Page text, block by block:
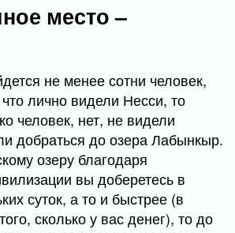
место –
не менее сотни человек,
лично видели Несси, то
человек, нет, не видели
добраться до озера Лабынкыр.
озеру благодаря
вы доберетесь в
суток, а то и быстрее (в
сколько у вас денег), то до